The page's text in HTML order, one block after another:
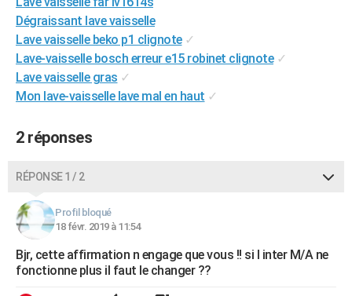
Destinations
City break
Voyage nature
Voyage de noces
Forum
Climat
+PHOTO
GUIDES D'ACHAT
BONS PLANS
Carte de Noël
Carte Bonne année
Carte Saint-Valentin
Carte Pâques
Carte d'anniversaire
DICTIONNAIRE
Dictionnaire
Biographies
Citations
Expressions
Proverbes
PROGRAMME TV
COPAINS D'AVANT
S'inscrire
Se connecter
Lycées
Collèges
Primaires
Universités
Entreprises
Service militaire
Avis de recherche
AVIS DE DÉCÈS
FORUM
Dégraissant lave vaisselle
Lave vaisselle beko p1 clignote ✓
Lave-vaisselle bosch erreur e15 robinet clignote ✓
Lave vaisselle gras ✓
Mon lave-vaisselle lave mal en haut ✓
2 réponses
RÉPONSE 1 / 2
Profil bloqué
18 févr. 2019 à 11:54
Bjr, cette affirmation n engage que vous !! si l inter M/A ne
fonctionne plus il faut le changer ??